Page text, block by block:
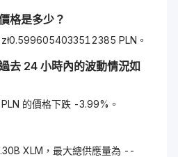
格是多少？
PLN。
去 24 小時內的波動情況如
的價格下跌 -3.99%。
XLM，最大總供應量為 --